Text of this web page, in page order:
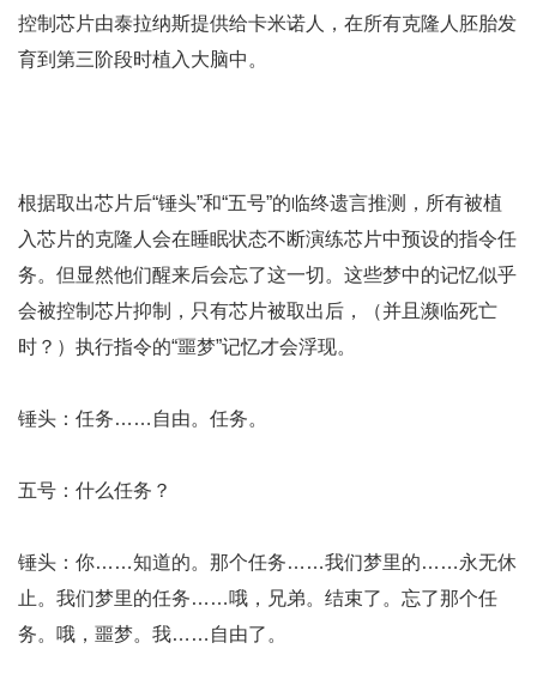
控制芯片由泰拉纳斯提供给卡米诺人，在所有克隆人胚胎发
育到第三阶段时植入大脑中。
根据取出芯片后“锤头”和“五号”的临终遗言推测，所有被植
入芯片的克隆人会在睡眠状态不断演练芯片中预设的指令任
务。但显然他们醒来后会忘了这一切。这些梦中的记忆似乎
会被控制芯片抑制，只有芯片被取出后，（并且濒临死亡
时？）执行指令的“噩梦”记忆才会浮现。
锤头：任务……自由。任务。
五号：什么任务？
锤头：你……知道的。那个任务……我们梦里的……永无休
止。我们梦里的任务……哦，兄弟。结束了。忘了那个任
务。哦，噩梦。我……自由了。